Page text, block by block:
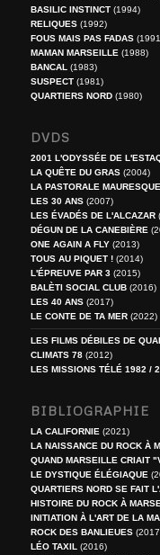
BASILIC INSTINCT(1994)
RELIQUES(1992)
FOUS MAIS PAS FADAS
MAMAN MARSEILLE(1988)
BANCAL(1983)
SUSPECT(1981)
QUARTIERS NORD(1980)
DVDS
2001 L'ODYSSÉE DE
LA QUÊTE DU GRAS(2004)
LA PASTORALE MAURESQUE
LES 30 ANS(2007)
LES ÉVADÉS DE L'ALCAZAR
DÉGUN DE LA CANEBIÈRE
ONE AGAIN A FLY(2013)
TOUS AU PIQUET !(2014)
L'ÉPREUVE PAR 3(2015)
BALÈTI SOCIAL CLUB(2016)
LES 40 ANS(2017)
LE CONTE DE TA MER(2022)
LES FILMS DÉBILES DE
CLIMATS 78(2012)
LES MISSIONS TÉLÉ 1982 /
BIBLIOGRAPHIE
LA CALIFORNIE(2021)
LA NAISSANCE DU ROCK À
QUAND MARSEILLE CRIAIT
LE DYSTIQUE ÉLÉGIAQUE
QUARTIERS NORD SE FAIT
HISTOIRE DU ROCK À
INITIATION À L'ART DE LA
ROCK DES BANLIEUES
LÉO TAXIL(2016)